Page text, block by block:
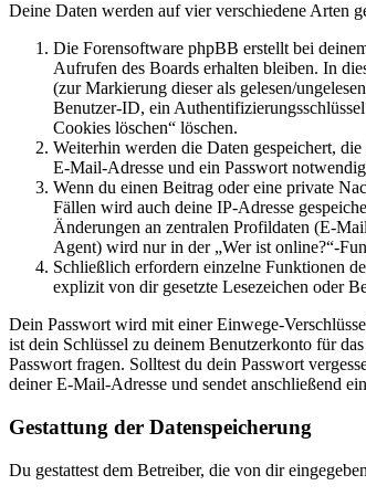
Deine Daten werden auf vier verschiedene Arten
Die Forensoftware phpBB erstellt bei
Aufrufen des Boards erhalten bleiben. In
(zur Markierung dieser als gelesen/
Benutzer-ID, ein
Cookies löschen“ löschen.
Weiterhin werden die Daten gespeichert,
E-Mail-Adresse und ein Passwort
Wenn du einen Beitrag oder eine private
Fällen wird auch deine IP-Adresse
Änderungen an zentralen Profildaten (E-
Agent) wird nur in der „Wer ist online?“-
Schließlich erfordern einzelne Funktionen
explizit von dir gesetzte Lesezeichen oder
Dein Passwort wird mit einer Einwege-
ist dein Schlüssel zu deinem Benutzerkonto für
Passwort fragen. Solltest du dein Passwort
deiner E-Mail-Adresse und sendet anschließend
Gestattung der Datenspeicherung
Du gestattest dem Betreiber, die von dir